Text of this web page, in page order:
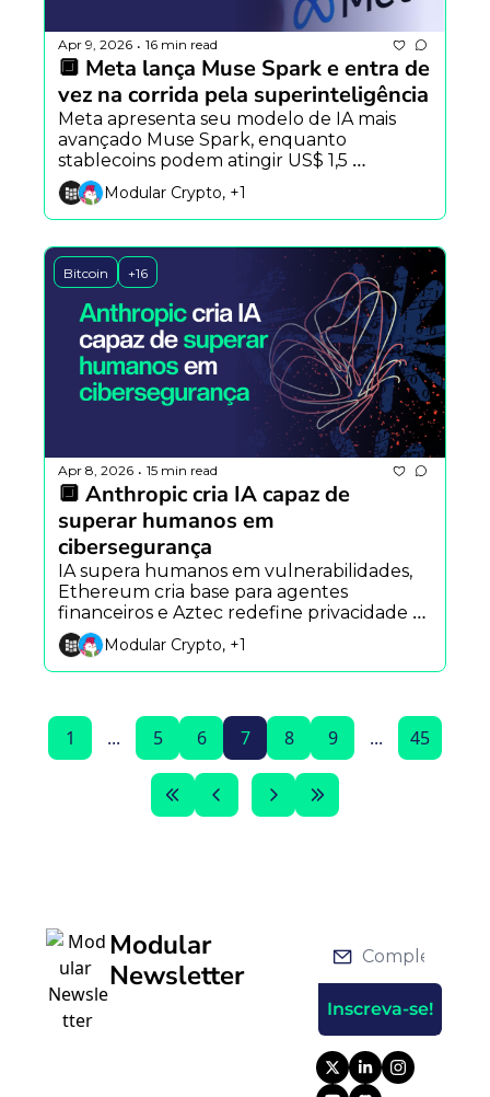
Apr 9, 2026 • 16 min read
🔲 Meta lança Muse Spark e entra de
vez na corrida pela superinteligência
Meta apresenta seu modelo de IA mais
avançado Muse Spark, enquanto
stablecoins podem atingir US$ 1,5
quadrilhão em volume e investigação
revela rede ligada à Coreia do Norte
gerando milhões.
Modular Crypto, +1
Bitcoin +16
Apr 8, 2026 • 15 min read
🔲 Anthropic cria IA capaz de
superar humanos em
cibersegurança
IA supera humanos em vulnerabilidades,
Ethereum cria base para agentes
financeiros e Aztec redefine privacidade
no blockchain
Modular Crypto, +1
1 ... 5 6 7 8 9 ... 45
Modular
Newsletter
Inscreva-se!